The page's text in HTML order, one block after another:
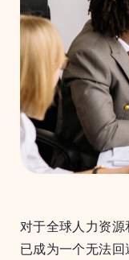
对于全球人力资
已成为一个无法